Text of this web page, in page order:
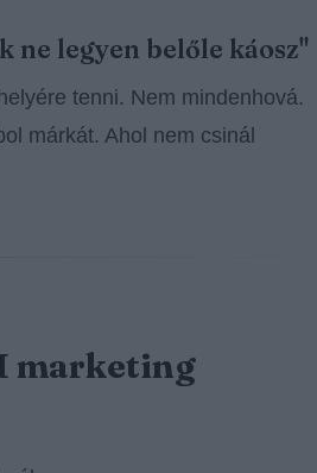
ne legyen belőle káosz"
tenni. Nem mindenhová.
márkát. Ahol nem csinál
marketing